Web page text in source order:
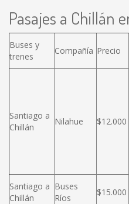
Pasajes a Chillán
Buses y
trenes
Compañía Precio
Santiago a
Chillán
Nilahue $12.000
Santiago a
Chillán
Buses
Ríos
$15.000